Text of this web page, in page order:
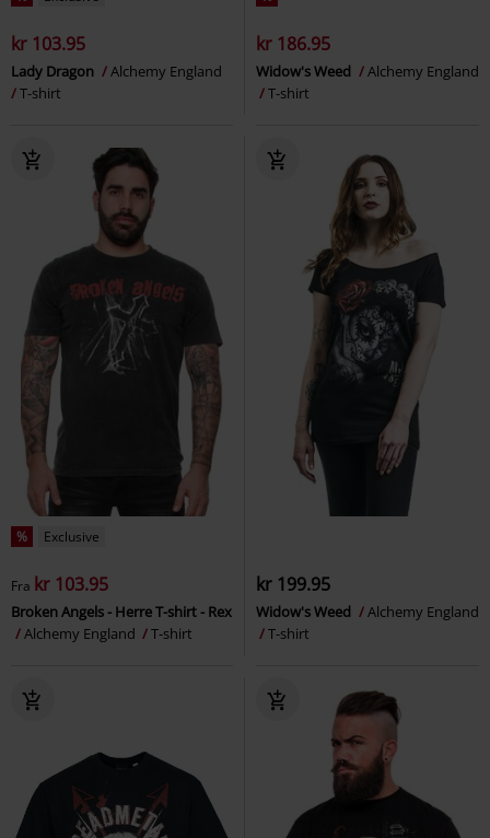
kr 103.95
Lady Dragon
Alchemy England
T-shirt
kr 186.95
Widow's Weed
Alchemy England
T-shirt
% Exclusive
Fra kr 103.95
Broken Angels - Herre T-shirt - Rex
Alchemy England
T-shirt
kr 199.95
Widow's Weed
Alchemy England
T-shirt